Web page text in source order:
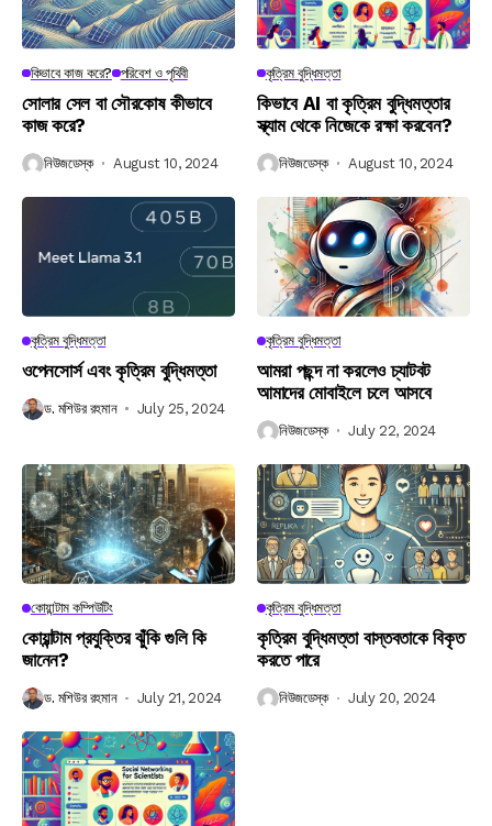
কিভাবে কাজ করে? পরিবেশ ও পৃথিবী
সোলার সেল বা সৌরকোষ কীভাবে
কাজ করে?
নিউজডেস্ক August 10, 2024
কৃত্রিম বুদ্ধিমত্তা
কিভাবে AI বা কৃত্রিম বুদ্ধিমত্তার
স্ক্যাম থেকে নিজেকে রক্ষা করবেন?
নিউজডেস্ক August 10, 2024
কৃত্রিম বুদ্ধিমত্তা
ওপেনসোর্স এবং কৃত্রিম বুদ্ধিমত্তা
ড. মশিউর রহমান July 25, 2024
কৃত্রিম বুদ্ধিমত্তা
আমরা পছন্দ না করলেও চ্যাটবট
আমাদের মোবাইলে চলে আসবে
নিউজডেস্ক July 22, 2024
কোয়ান্টাম কম্পিউটিং
কোয়ান্টাম প্রযুক্তির ঝুঁকি গুলি কি
জানেন?
ড. মশিউর রহমান July 21, 2024
কৃত্রিম বুদ্ধিমত্তা
কৃত্রিম বুদ্ধিমত্তা বাস্তবতাকে বিকৃত
করতে পারে
নিউজডেস্ক July 20, 2024